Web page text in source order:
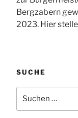
Bergzabern
2023. Hier
SUCHE
nach: